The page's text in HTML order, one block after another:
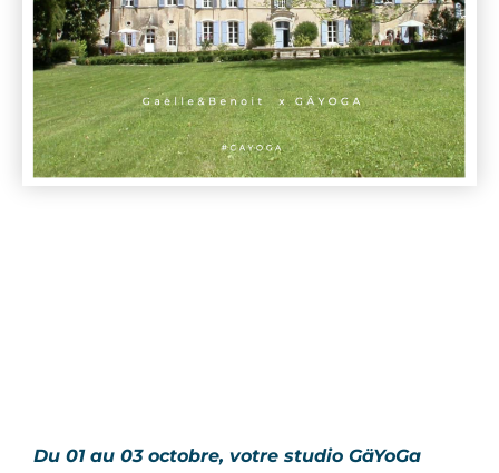
Du 01 au 03 octobre, votre studio GäYoGa